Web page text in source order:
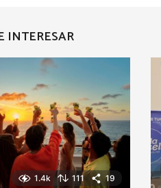
INTERESAR
1.4k 111 19